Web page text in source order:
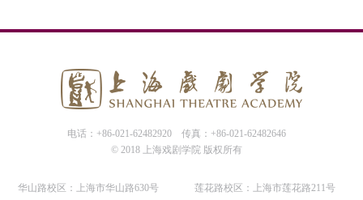
电话：+86-021-62482920
传真：+86-021-62482646
© 2018 上海戏剧学院 版权所有
华山路校区：上海市华山路630号
莲花路校区：上海市莲花路211号